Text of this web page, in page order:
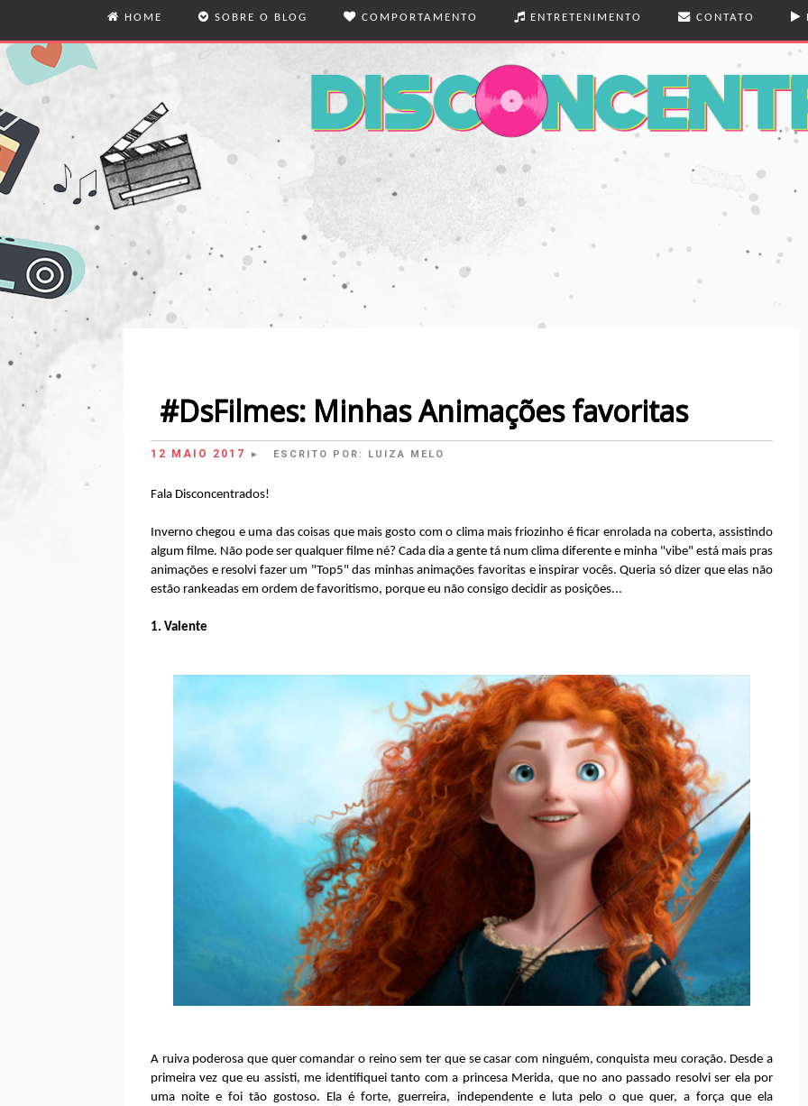
HOME SOBRE O BLOG COMPORTAMENTO
VIDA REAL
VIAGENS
REFLEXÕES
ENTRETENIMENTO
MÚSICA
LIVROS
TEATRO
CONTATO
#DsFilmes: Minhas Animações favoritas
12 MAIO 2017 ► ESCRITO POR: LUIZA MELO
Fala Disconcentrados!
Inverno chegou e uma das coisas que mais gosto com o clima mais friozinho é ficar enrolada na coberta, assistindo
algum filme. Não pode ser qualquer filme né? Cada dia a gente tá num clima diferente e minha "vibe" está mais pras
animações e resolvi fazer um "Top5" das minhas animações favoritas e inspirar vocês. Queria só dizer que elas não
estão rankeadas em ordem de favoritismo, porque eu não consigo decidir as posições...
1. Valente
A ruiva poderosa que quer comandar o reino sem ter que se casar com ninguém, conquista meu coração. Desde a
primeira vez que eu assisti, me identifiquei tanto com a princesa Merida, que no ano passado resolvi ser ela por
uma noite e foi tão gostoso. Ela é forte, guerreira, independente e luta pelo o que quer, a força que ela